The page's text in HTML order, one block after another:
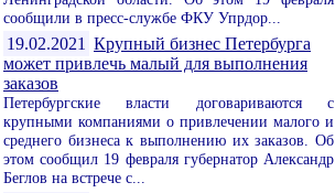
сообщили в пресс-службе ФКУ Упрдор...
19.02.2021 Крупный бизнес Петербурга
может привлечь малый для выполнения
заказов
Петербургские власти договариваются с
крупными компаниями о привлечении малого и
среднего бизнеса к выполнению их заказов. Об
этом сообщил 19 февраля губернатор Александр
Беглов на встрече с...